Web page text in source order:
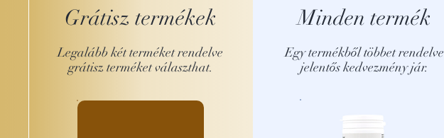
Grátisz termékek
Legalább két terméket rendelve
grátisz terméket választhat.
Minden termék
Egy termékből többet rendelve
jelentős kedvezmény jár.